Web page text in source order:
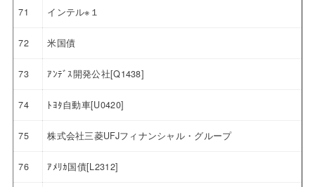
71 インテル※１
72 米国債
73 ｱﾝﾃﾞｽ開発公社[Q1438]
74 ﾄﾖﾀ自動車[U0420]
75 株式会社三菱UFJフィナンシャル・グループ
76 ｱﾒﾘｶ国債[L2312]